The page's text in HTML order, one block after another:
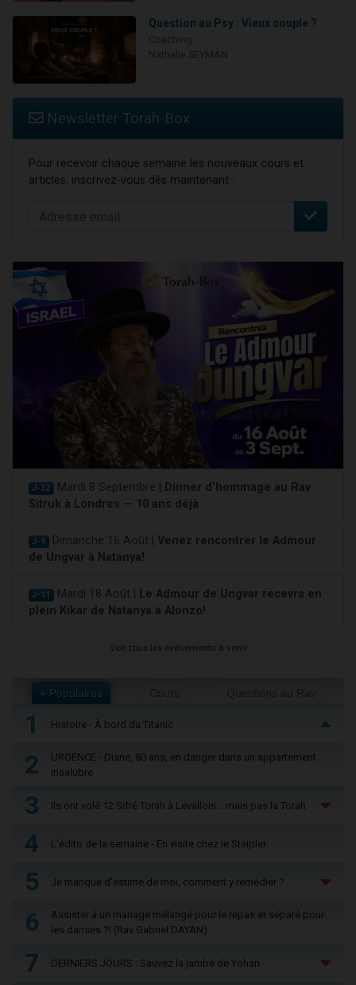
Question au Psy : Vieux couple ?
Newsletter Torah-Box
Pour recevoir chaque semaine les nouveaux cours et
articles, inscrivez-vous dès maintenant :
J-32 Mardi 8 Septembre |
Dinner d'hommage au Rav
Sitruk à Londres — 10 ans déjà
J-9 Dimanche 16 Août | Venez rencontrer le Admour
de Ungvar à Natanya!
J-11 Mardi 18 Août |
Le Admour de Ungvar recevra en
plein Kikar de Natanya à Alonzo!
Voir tous les événements à venir
+ Populaires
1 Histoire - À bord du Titanic
2
URGENCE - Diane, 80 ans, en danger dans un appartement
insalubre
3 Ils ont volé 12 Sifré Torah à Levallois… mais pas la Torah
4 L'édito de la semaine - En visite chez le Steipler
5 Je manque d'estime de moi, comment y remédier ?
6
Assister à un mariage mélangé pour le repas et séparé pour
les danses ?! (Rav Gabriel DAYAN)
7 DERNIERS JOURS : Sauvez la jambe de Yohan